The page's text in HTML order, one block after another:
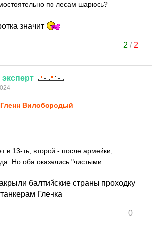
по лесам шарюсь?
значит
2 / 2
эксперт
Гленн Вилобородый
в 13-ть, второй - после армейки,
Но оба оказались "чистыми
балтийские страны проходку
Гленка
0